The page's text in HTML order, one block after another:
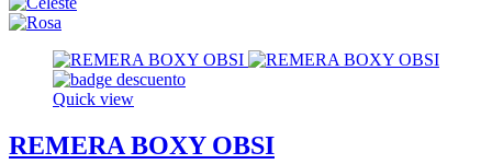
Quick view
REMERA BOXY OBSI